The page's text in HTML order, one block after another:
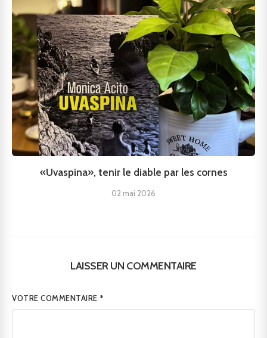
«Uvaspina», tenir le diable par les cornes
02 mai 2026
LAISSER UN COMMENTAIRE
VOTRE COMMENTAIRE*